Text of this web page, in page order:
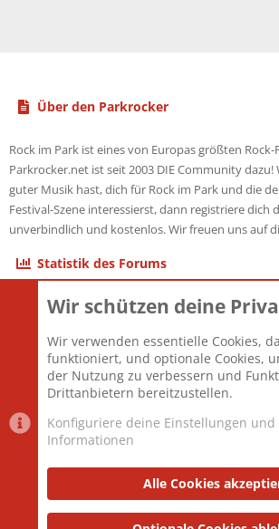
Über den Parkrocker
Rock im Park ist eines von Europas größten Rock-
Parkrocker.net ist seit 2003 DIE Community dazu!
guter Musik hast, dich für Rock im Park und die
Festival-Szene interessierst, dann registriere dich
unverbindlich und kostenlos. Wir freuen uns auf
Statistik des Forums
Themen
Mitglieder
Neuestes Mitglied
Datenschutzerklärung
®
Wir schützen deine
Wir verwenden essentielle Cookies,
funktioniert, und optionale Cookies,
der Nutzung zu verbessern und
Drittanbietern bereitzustellen.
Konfiguriere deine Einstellungen
Informationen
Alle Cookies